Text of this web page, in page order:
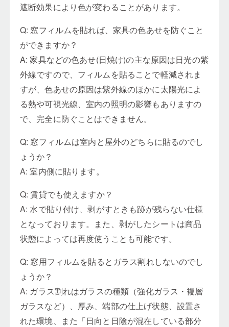
遮断効果により色が変わることがあります。
Q: 窓フィルムを貼れば、家具の色あせを防ぐこと
ができますか？
A: 家具などの色あせ(日焼け)の主な原因は日光の紫
外線ですので、フィルムを貼ることで軽減されま
すが、色あせの原因は紫外線のほかに太陽光によ
る熱や可視光線、室内の照明の影響もありますの
で、完全に防ぐことはできません。
Q: 窓フィルムは室内と屋外のどちらに貼るのでし
ょうか？
A: 室内側に貼ります。
Q: 賃貸でも使えますか？
A: 水で貼り付け、剥がすときも跡が残らない仕様
となっております。また、剥がしたシートは商品
状態によっては再度使うことも可能です。
Q: 窓用フィルムを貼るとガラス割れしないのでし
ょうか？
A: ガラス割れはガラスの種類（強化ガラス・複層
ガラスなど）、厚み、端部の仕上げ状態、設置さ
れた環境、また「日向と日陰が混在している部分